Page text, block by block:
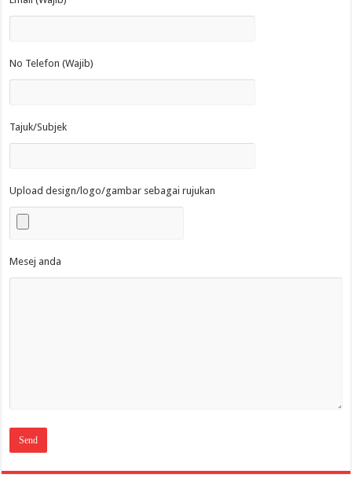
No Telefon (Wajib)
Tajuk/Subjek
Upload design/logo/gambar sebagai rujukan
Mesej anda